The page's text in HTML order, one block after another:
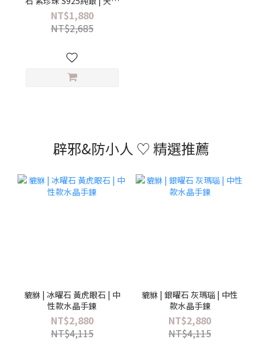
水晶手鍊
NT$1,880
NT$2,685
辟邪&防小人 ♡ 精選推薦
貔貅 | 冰曜石 黃虎眼石 | 中
性款水晶手鍊
NT$2,880
NT$4,115
貔貅 | 銀曜石 灰瑪瑙 | 中性
款水晶手鍊
NT$2,880
NT$4,115